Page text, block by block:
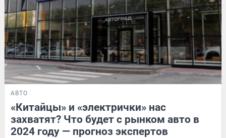
АВТО
«Китайцы» и «электрички» нас
захватят? Что будет с рынком авто в
2024 году — прогноз экспертов